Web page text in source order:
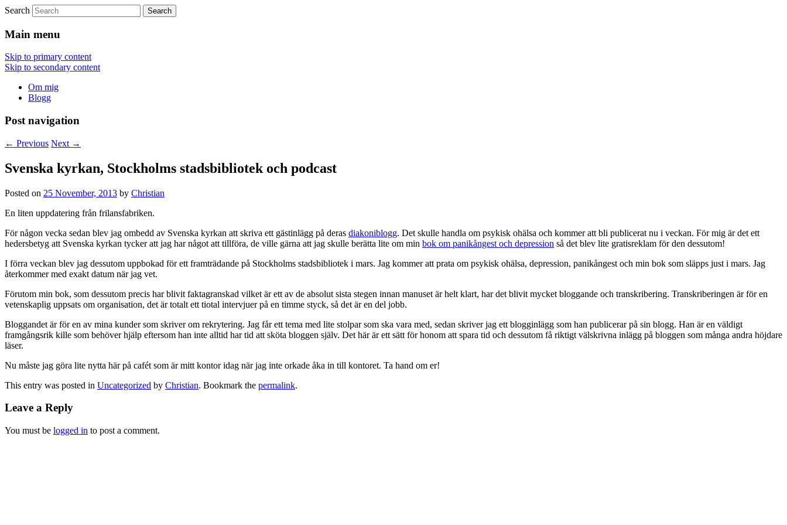
Christian Dahlström
Search
Main menu
Skip to primary content
Skip to secondary content
Om mig
Blogg
Post navigation
← Previous Next →
Svenska kyrkan, Stockholms stadsbibliotek och podcast
Posted on 25 November, 2013 by Christian
En liten uppdatering från frilansfabriken.
För någon vecka sedan blev jag ombedd av Svenska kyrkan att skriva ett gästinlägg på deras diakoniblogg. Det skulle handla om psykisk ohälsa och kommer att bli publicerat nu i veckan. För mig är det ett
hedersbetyg att Svenska kyrkan tycker att jag har något att tillföra, de ville gärna att jag skulle berätta lite om min bok om panikångest och depression så det blev lite gratisreklam för den dessutom!
I förra veckan blev jag dessutom uppbokad för ett framträdande på Stockholms stadsbibliotek i mars. Jag kommer att prata om psykisk ohälsa, depression, panikångest och min bok som släpps just i mars. Jag
återkommer med exakt datum när jag vet.
Förutom min bok, som dessutom precis har blivit faktagranskad vilket är ett av de absolut sista stegen innan manuset är helt klart, har det blivit mycket bloggande och transkribering. Transkriberingen är för en
vetenskaplig uppsats om organisation, det är totalt ett tiotal intervjuer på en timme styck, så det är en del jobb.
Bloggandet är för en av mina kunder som skriver om rekrytering. Jag får ett tema med lite stolpar som ska vara med, sedan skriver jag ett blogginlägg som han publicerar på sin blogg. Han är en väldigt
framgångsrik kille som behöver hjälp eftersom han inte alltid har tid att sköta bloggen själv. Det här är ett sätt för honom att spara tid och dessutom få riktigt välskrivna inlägg på bloggen som många andra höjdare
läser.
Nu måste jag göra lite nytta här på cafét som är mitt kontor idag när jag inte orkade åka in till kontoret. Ta hand om er!
This entry was posted in Uncategorized by Christian. Bookmark the permalink.
Leave a Reply
You must be logged in to post a comment.